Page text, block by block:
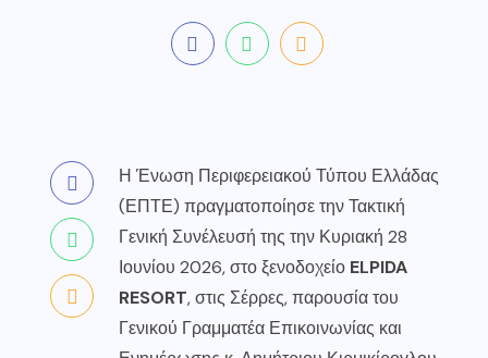
Η Ένωση Περιφερειακού Τύπου Ελλάδας
(ΕΠΤΕ) πραγματοποίησε την Τακτική
Γενική Συνέλευσή της την Κυριακή 28
Ιουνίου 2026, στο ξενοδοχείο ELPIDA
RESORT, στις Σέρρες, παρουσία του
Γενικού Γραμματέα Επικοινωνίας και